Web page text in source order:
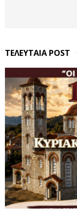
ΤΕΛΕΥΤΑΙΑ POST